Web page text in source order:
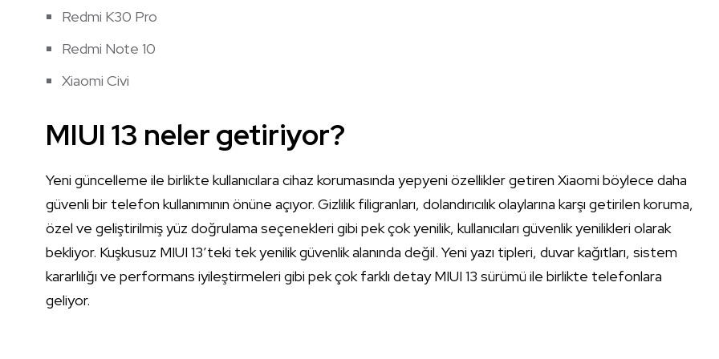
Redmi K30 Pro
Redmi Note 10
Xiaomi Civi
MIUI 13 neler getiriyor?
Yeni güncelleme ile birlikte kullanıcılara cihaz korumasında yepyeni özellikler getiren Xiaomi böylece daha
güvenli bir telefon kullanımının önüne açıyor. Gizlilik filigranları, dolandırıcılık olaylarına karşı getirilen koruma,
özel ve geliştirilmiş yüz doğrulama seçenekleri gibi pek çok yenilik, kullanıcıları güvenlik yenilikleri olarak
bekliyor. Kuşkusuz MIUI 13’teki tek yenilik güvenlik alanında değil. Yeni yazı tipleri, duvar kağıtları, sistem
kararlılığı ve performans iyileştirmeleri gibi pek çok farklı detay MIUI 13 sürümü ile birlikte telefonlara
geliyor.